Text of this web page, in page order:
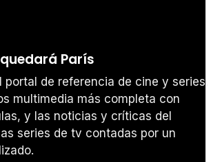
París
portal de referencia de cine y series.
multimedia más completa con
y las noticias y críticas del
series de tv contadas por un